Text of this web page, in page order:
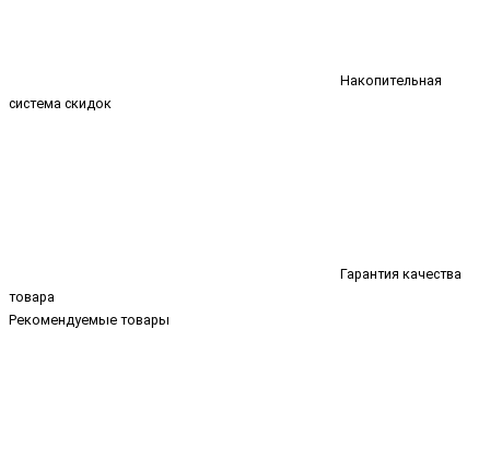
Накопительная
система скидок
Гарантия качества
товара
Рекомендуемые товары